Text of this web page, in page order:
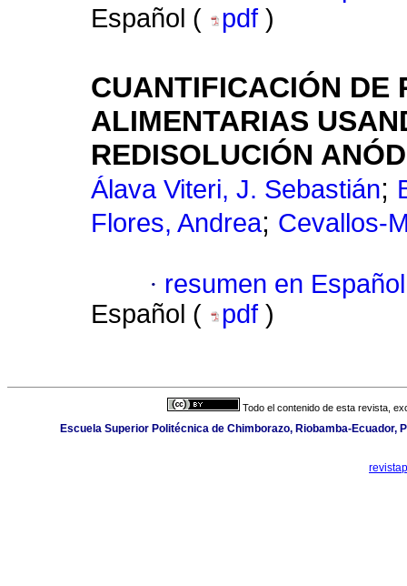
Español (
pdf )
CUANTIFICACIÓN DE
ALIMENTARIAS
REDISOLUCIÓN
Álava Viteri, J. Sebastián;
Flores, Andrea; Cevallos-
· resumen en Español
Español (
pdf )
Todo el contenido de esta revista,
Escuela Superior Politécnica de Chimborazo, Riobamba-Ecuador,